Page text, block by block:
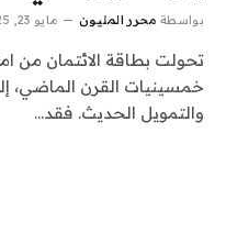
بواسطة محرر المليون مايو 23, 2025
تحولت بطاقة الائتمان من
خمسينيات القرن الماضي،
والتمويل الحديث. فقد…